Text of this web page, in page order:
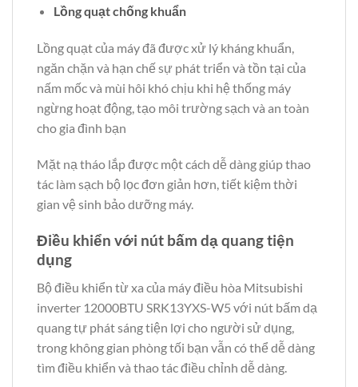
Lồng quạt chống khuẩn
Lồng quạt của máy đã được xử lý kháng khuẩn,
ngăn chặn và hạn chế sự phát triển và tồn tại của
nấm mốc và mùi hôi khó chịu khi hệ thống máy
ngừng hoạt động, tạo môi trường sạch và an toàn
cho gia đình bạn
Mặt nạ tháo lắp được một cách dễ dàng giúp thao
tác làm sạch bộ lọc đơn giản hơn, tiết kiệm thời
gian vệ sinh bảo dưỡng máy.
Điều khiển với nút bấm dạ quang tiện
dụng
Bộ điều khiển từ xa của máy điều hòa Mitsubishi
inverter 12000BTU SRK13YXS-W5 với nút bấm dạ
quang tự phát sáng tiện lợi cho người sử dụng,
trong không gian phòng tối bạn vẫn có thể dễ dàng
tìm điều khiển và thao tác điều chỉnh dễ dàng.